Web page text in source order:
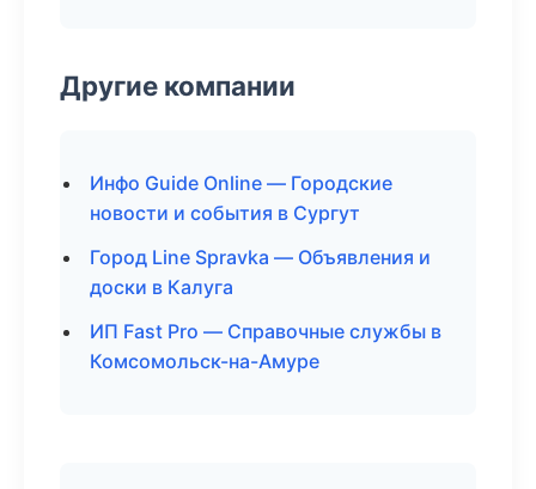
Другие компании
Инфо Guide Online — Городские
новости и события в Сургут
Город Line Spravka — Объявления и
доски в Калуга
ИП Fast Pro — Справочные службы в
Комсомольск-на-Амуре